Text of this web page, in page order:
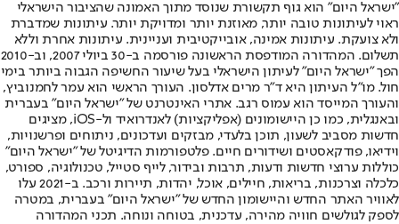
"ישראל היום" הוא גוף תקשורת שנוסד מתוך האמונה שהציבור הישראלי
ראוי לעיתונות טובה יותר, מאוזנת יותר ומדויקת יותר. עיתונות שמדברת
ולא צועקת. עיתונות אמינה, אובייקטיבית ועניינית. עיתונות אחרת וללא
תשלום. המהדורה המודפסת הראשונה פורסמה ב-30 ביולי 2007, וב-2010
הפך "ישראל היום" לעיתון הישראלי בעל שיעור החשיפה הגבוה ביותר בימי
חול. מו"ל העיתון היא ד"ר מרים אדלסון. העורך הראשי הוא עמר לחמנוביץ,
והעורך המייסד הוא עמוס רגב. אתרי האינטרנט של "ישראל היום" בעברית
ובאנגלית, כמו כן היישומונים (אפליקציות) לאנדרואיד ול-iOS, מציגים
חדשות מסביב לשעון, תוכן בלעדי, מבזקים ועדכונים, ניתוחים ופרשנויות,
וידיאו, פודקאסטים ושידורים חיים. פלטפורמות הדיגיטל של "ישראל היום"
כוללות ערוצי חדשות ודעות, תרבות ובידור, לייף סטייל, טכנולוגיה, ספורט,
כלכלה וצרכנות, בריאות, חיילים, אוכל, יהדות, תיירות ורכב. ב-2021 עלו
לאוויר האתר החדש והיישומון החדש של "ישראל היום" בעברית, במטרה
לספק לגולשים חוויה מהירה, עדכנית, בטוחה ונוחה. תכני המהדורה